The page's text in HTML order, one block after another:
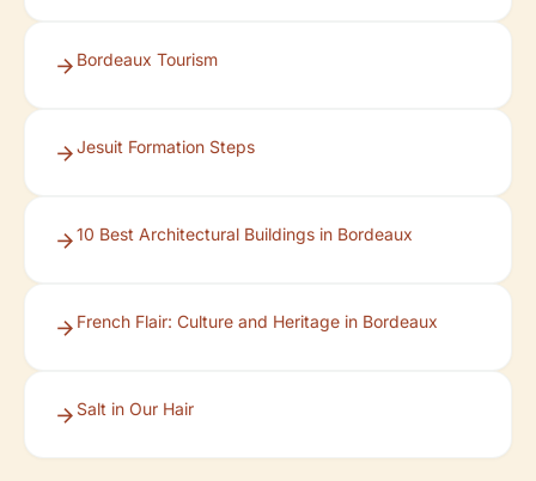
Bordeaux Tourism
Jesuit Formation Steps
10 Best Architectural Buildings in Bordeaux
French Flair: Culture and Heritage in Bordeaux
Salt in Our Hair